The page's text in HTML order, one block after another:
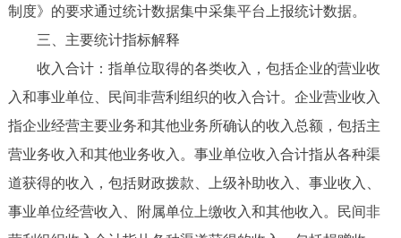
制度》的要求通过统计数据集中采集平台上报统计数据。
三、主要统计指标解释
收入合计：指单位取得的各类收入，包括企业的营业收
入和事业单位、民间非营利组织的收入合计。企业营业收入
指企业经营主要业务和其他业务所确认的收入总额，包括主
营业务收入和其他业务收入。事业单位收入合计指从各种渠
道获得的收入，包括财政拨款、上级补助收入、事业收入、
事业单位经营收入、附属单位上缴收入和其他收入。民间非